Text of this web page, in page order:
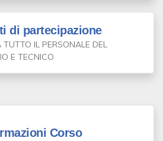
di partecipazione
TUTTO IL PERSONALE DEL
E TECNICO
Corso